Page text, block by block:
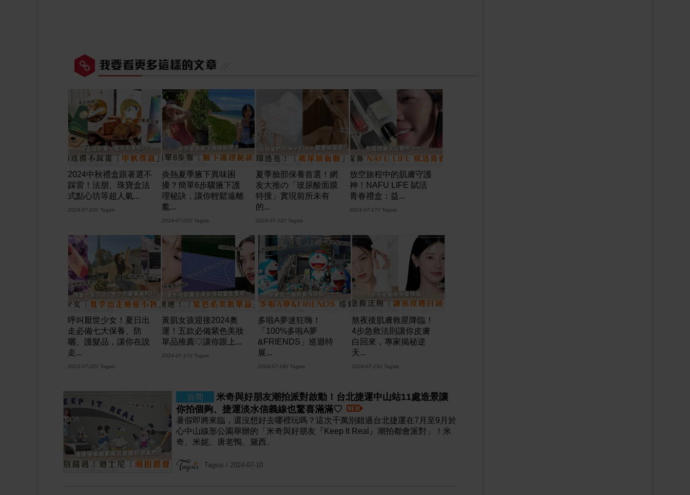
2024中秋禮盒跟著選不
踩雷！法朋、珠寶盒法
式點心坊等超人氣...
2024-07-23// Tagsis
炎熱夏季腋下異味困
擾？簡單6步驟腋下護
理秘訣，讓你輕鬆遠離
尷...
2024-07-22// Tagsis
夏季臉部保養首選！網
友大推の「玻尿酸面膜
特搜」實現前所未有
的...
2024-07-12// Tagsis
放空旅程中的肌膚守護
神！NAFU LIFE 賦活
青春禮盒：益...
2024-07-17// Tagsis
呼叫厭世少女！夏日出
走必備七大保養、防
曬、護髮品，讓你在說
走...
2024-07-22// Tagsis
黃肌女孩迎接2024奧
運！五款必備紫色美妝
單品推薦♡讓你跟上...
2024-07-17// Tagsis
多啦A夢迷狂嗨！
「100%多啦A夢
&FRIENDS」巡迴特
展...
2024-07-18// Tagsis
熬夜後肌膚救星降臨！
4步急救法則讓你皮膚
白回來，專家揭秘逆
天...
2024-07-15// Tagsis
米奇與好朋友潮拍派對啟動！台北捷運中山站11處造景讓
你拍個夠、捷運淡水信義線也驚喜滿滿♡
暑假即將來臨，還沒想好去哪裡玩嗎？這次千萬別錯過台北捷運在7月至9月於
心中山線形公園舉辦的「米奇與好朋友『Keep It Real』潮拍都會派對」！米
奇、米妮、唐老鴨、黛西、
Tagsis / 2024-07-10